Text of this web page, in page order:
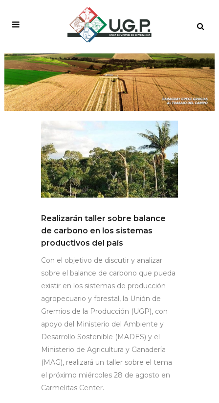
Realizarán taller sobre balance
de carbono en los sistemas
productivos del país
Con el objetivo de discutir y analizar
sobre el balance de carbono que pueda
existir en los sistemas de producción
agropecuario y forestal, la Unión de
Gremios de la Producción (UGP), con
apoyo del Ministerio del Ambiente y
Desarrollo Sostenible (MADES) y el
Ministerio de Agricultura y Ganadería
(MAG), realizará un taller sobre el tema
el próximo miércoles 28 de agosto en
Carmelitas Center.